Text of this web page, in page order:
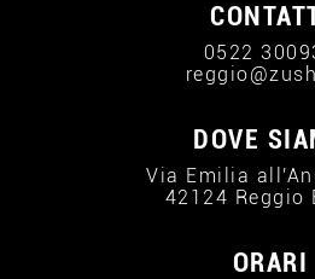
0522
DOVE
Via Emilia
42124 Reggio
ORARI